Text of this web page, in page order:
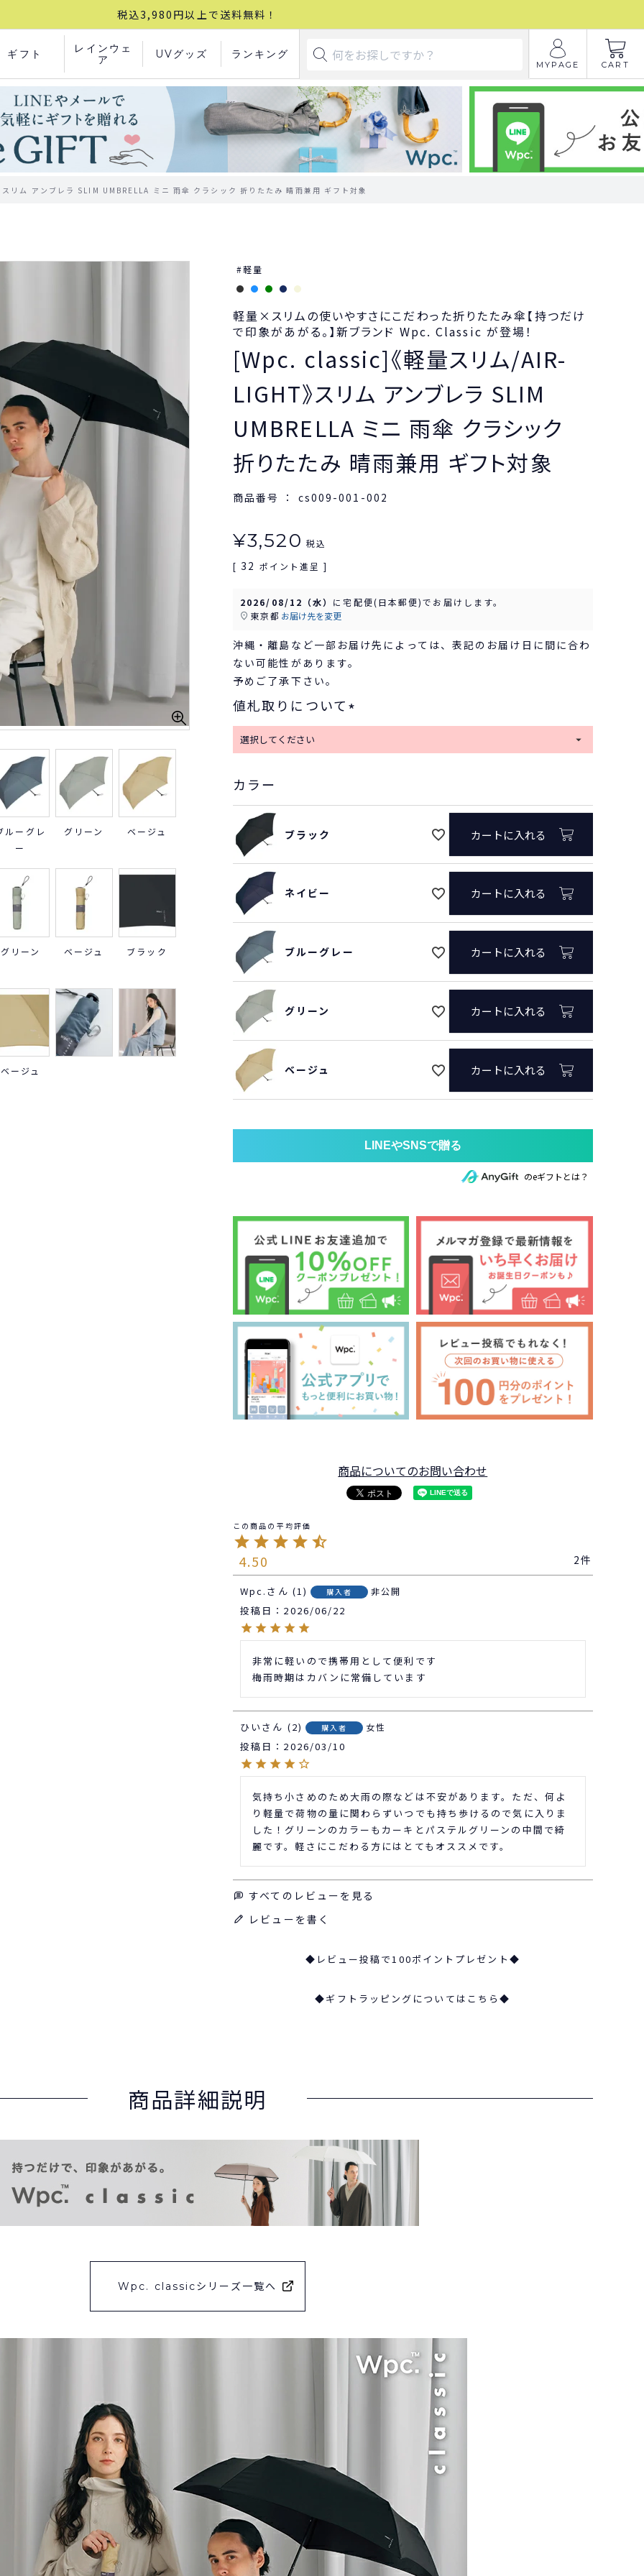
税込3,980円以上で送料無料！
ギフト
レインウェ
ア
UVグッズ ランキング
MYPAGE CART
アンブレラ SLIM UMBRELLA ミニ 雨傘 クラシック 折りたたみ 晴雨兼用 ギフト対象
ルーグレ
ー
グリーン ベージュ
グリーン ベージュ ブラック
ベージュ
軽量
軽量×スリムの使いやすさにこだわった折りたたみ傘【持つだけ
で印象があがる。】新ブランド Wpc. Classic が登場！
[Wpc. classic]《軽量スリム/AIR-
LIGHT》スリム アンブレラ SLIM
UMBRELLA ミニ 雨傘 クラシック
折りたたみ 晴雨兼用 ギフト対象
商品番号 cs009-001-002
¥3,520 税込
[ 32 ポイント進呈 ]
2026/08/12（水） に宅配便(日本郵便)でお届けします。
東京都 お届け先を変更
沖縄・離島など一部お届け先によっては、表記のお届け日に間に合わ
ない可能性があります。
予めご了承下さい。
値札取りについて
(
必
カラー
ブラック カートに入れる
ネイビー カートに入れる
ブルーグレー カートに入れる
グリーン カートに入れる
ベージュ カートに入れる
のeギフトとは？
商品についてのお問い合わせ
4.50 2
Wpc. 1 購入者 非公開
投稿日 2026/06/22
非常に軽いので携帯用として便利です
梅雨時期はカバンに常備しています
ひい 2 購入者 女性
投稿日 2026/03/10
気持ち小さめのため大雨の際などは不安があります。ただ、何よ
り軽量で荷物の量に関わらずいつでも持ち歩けるので気に入りま
した！グリーンのカラーもカーキとパステルグリーンの中間で綺
麗です。軽さにこだわる方にはとてもオススメです。
すべてのレビューを見る
レビューを書く
◆レビュー投稿で100ポイントプレゼント◆
◆ギフトラッピングについてはこちら◆
商品詳細説明
Wpc. classicシリーズ一覧へ